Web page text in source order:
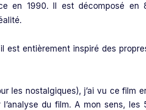
en 1990. Il est décomposé en
est entièrement inspiré des
les nostalgiques), j’ai vu ce film
du film. A mon sens, les